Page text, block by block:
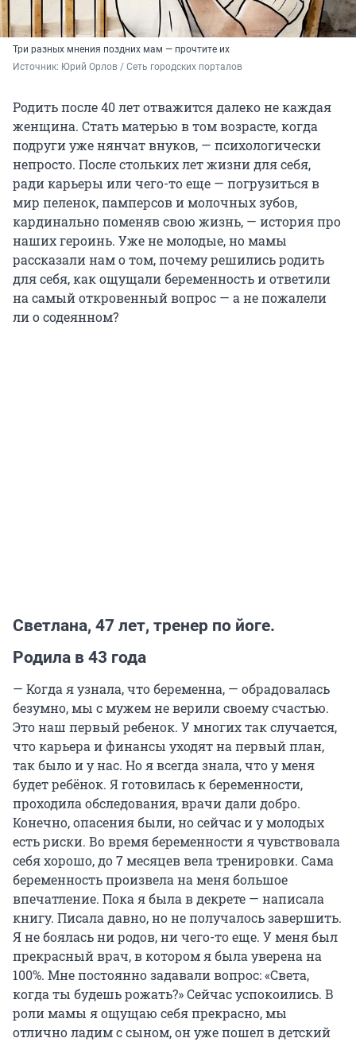
Три разных мнения поздних мам — прочтите их
Источник: Юрий Орлов / Сеть городских порталов
Родить после 40 лет отважится далеко не каждая
женщина. Стать матерью в том возрасте, когда
подруги уже нянчат внуков, — психологически
непросто. После стольких лет жизни для себя,
ради карьеры или чего-то еще — погрузиться в
мир пеленок, памперсов и молочных зубов,
кардинально поменяв свою жизнь, — история про
наших героинь. Уже не молодые, но мамы
рассказали нам о том, почему решились родить
для себя, как ощущали беременность и ответили
на самый откровенный вопрос — а не пожалели
ли о содеянном?
Светлана, 47 лет, тренер по йоге.
Родила в 43 года
— Когда я узнала, что беременна, — обрадовалась
безумно, мы с мужем не верили своему счастью.
Это наш первый ребенок. У многих так случается,
что карьера и финансы уходят на первый план,
так было и у нас. Но я всегда знала, что у меня
будет ребёнок. Я готовилась к беременности,
проходила обследования, врачи дали добро.
Конечно, опасения были, но сейчас и у молодых
есть риски. Во время беременности я чувствовала
себя хорошо, до 7 месяцев вела тренировки. Сама
беременность произвела на меня большое
впечатление. Пока я была в декрете — написала
книгу. Писала давно, но не получалось завершить.
Я не боялась ни родов, ни чего-то еще. У меня был
прекрасный врач, в котором я была уверена на
100%. Мне постоянно задавали вопрос: «Света,
когда ты будешь рожать?» Сейчас успокоились. В
роли мамы я ощущаю себя прекрасно, мы
отлично ладим с сыном, он уже пошел в детский